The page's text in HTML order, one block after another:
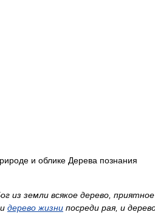
и облике Дерева познания
из земли всякое дерево,
дерево жизни посреди рая, и